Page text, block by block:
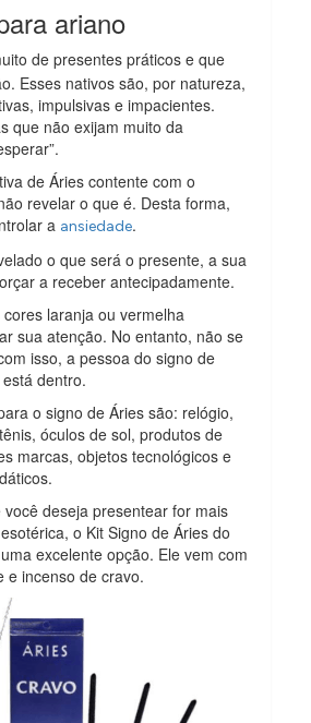
ariano
de presentes práticos e que
Esses nativos são, por natureza,
impulsivas e impacientes.
que não exijam muito da
de Áries contente com o
revelar o que é. Desta forma,
a ansiedade.
o que será o presente, a sua
a receber antecipadamente.
laranja ou vermelha
sua atenção. No entanto, não se
isso, a pessoa do signo de
dentro.
o signo de Áries são: relógio,
óculos de sol, produtos de
marcas, objetos tecnológicos e
deseja presentear for mais
o Kit Signo de Áries do
excelente opção. Ele vem com
e incenso de cravo.